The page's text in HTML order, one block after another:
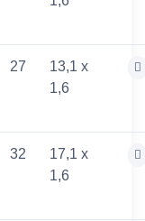
27
13,1 x
1,6
32
17,1 x
1,6